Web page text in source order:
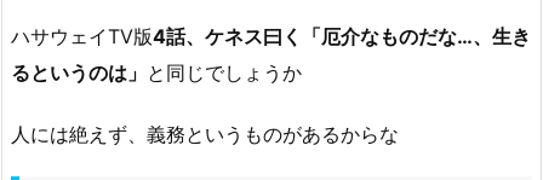
ハサウェイTV版4話、ケネス曰く「厄介なものだな…、生き
るというのは」 と同じでしょうか
人には絶えず、義務というものがあるからな